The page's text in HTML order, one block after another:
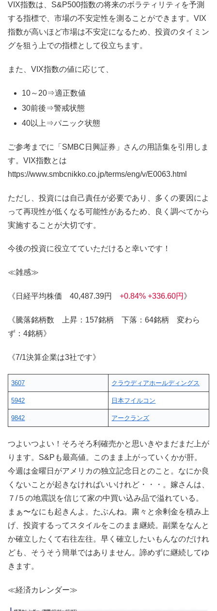
VIX指数は、S&P500指数の将来のボラティリティを予測
する指標で、市場の不安定性を測ることができます。VIX
指数が高いほど市場は不安定になるため、投資のタイミン
グを狙う上での指標として役立ちます。
また、VIX指数の値に応じて、
10～20⇒適正数値
30前後⇒警戒状態
40以上⇒パニック状態
ご参考までに「SMBC日興証券」さんの用語集を引用しま
す。VIX指数とは
https://www.smbcnikko.co.jp/terms/eng/v/E0063.html
ただし、投資には自己責任が必要であり、多くの要因によ
って再現性が低くなる可能性があるため、良く調べてから
実施することが大切です。
今後の投資に役立てていただけると幸いです！
≪雑感≫
《日経平均株価 40,487.39円 +0.84% +336.60円 》
《騰落銘柄数 上昇：157銘柄 下落：64銘柄 変わら
ず：4銘柄》
《7/1決算企業は3社です》
3607 クラウディアホールディングス
5942 日本フイルコン
9842 アークランズ
つよいつよい！そろそろ利確売かと思いきやまだまだ上が
ります。S&Pも最高値。このまま上がっていくかが肝。
今週は金曜日がアメリカの独立記念日とのこと。なにか良
くないことが起きなければいいけれど・・・。嫁さんは、
７/５の地震説を信じて家の中買い込み品で溢れている。
まぁ〜なにも起きんよ。たぶんね。粛々と余剰金を積み上
げ、投資するってスタイルをこのまま継続。副業をなんと
か確立したくて右往左往。早く確立したいもんなのだけれ
ども、そうそう簡単ではありません。諦めずに継続してゆ
きます。
≪経済カレンダー≫